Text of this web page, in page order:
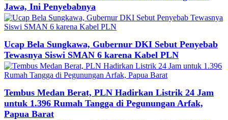
Jawa, Ini Penyebabnya
Ucap Bela Sungkawa, Gubernur DKI Sebut Penyebab
Tewasnya Siswi SMAN 6 karena Kabel PLN
Tembus Medan Berat, PLN Hadirkan Listrik 24 Jam
untuk 1.396 Rumah Tangga di Pegunungan Arfak,
Papua Barat